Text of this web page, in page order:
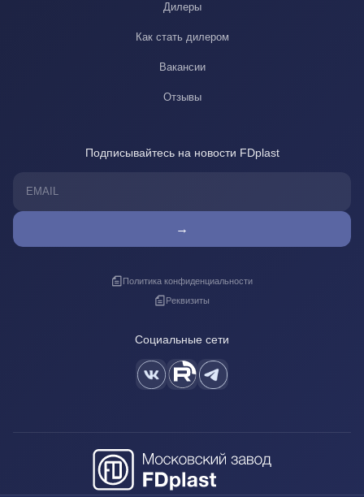
Дилеры
Как стать дилером
Вакансии
Отзывы
Подписывайтесь на новости FDplast
→
Политика конфиденциальности
Реквизиты
Социальные сети